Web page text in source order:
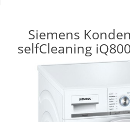
Siemens
selfCleaning